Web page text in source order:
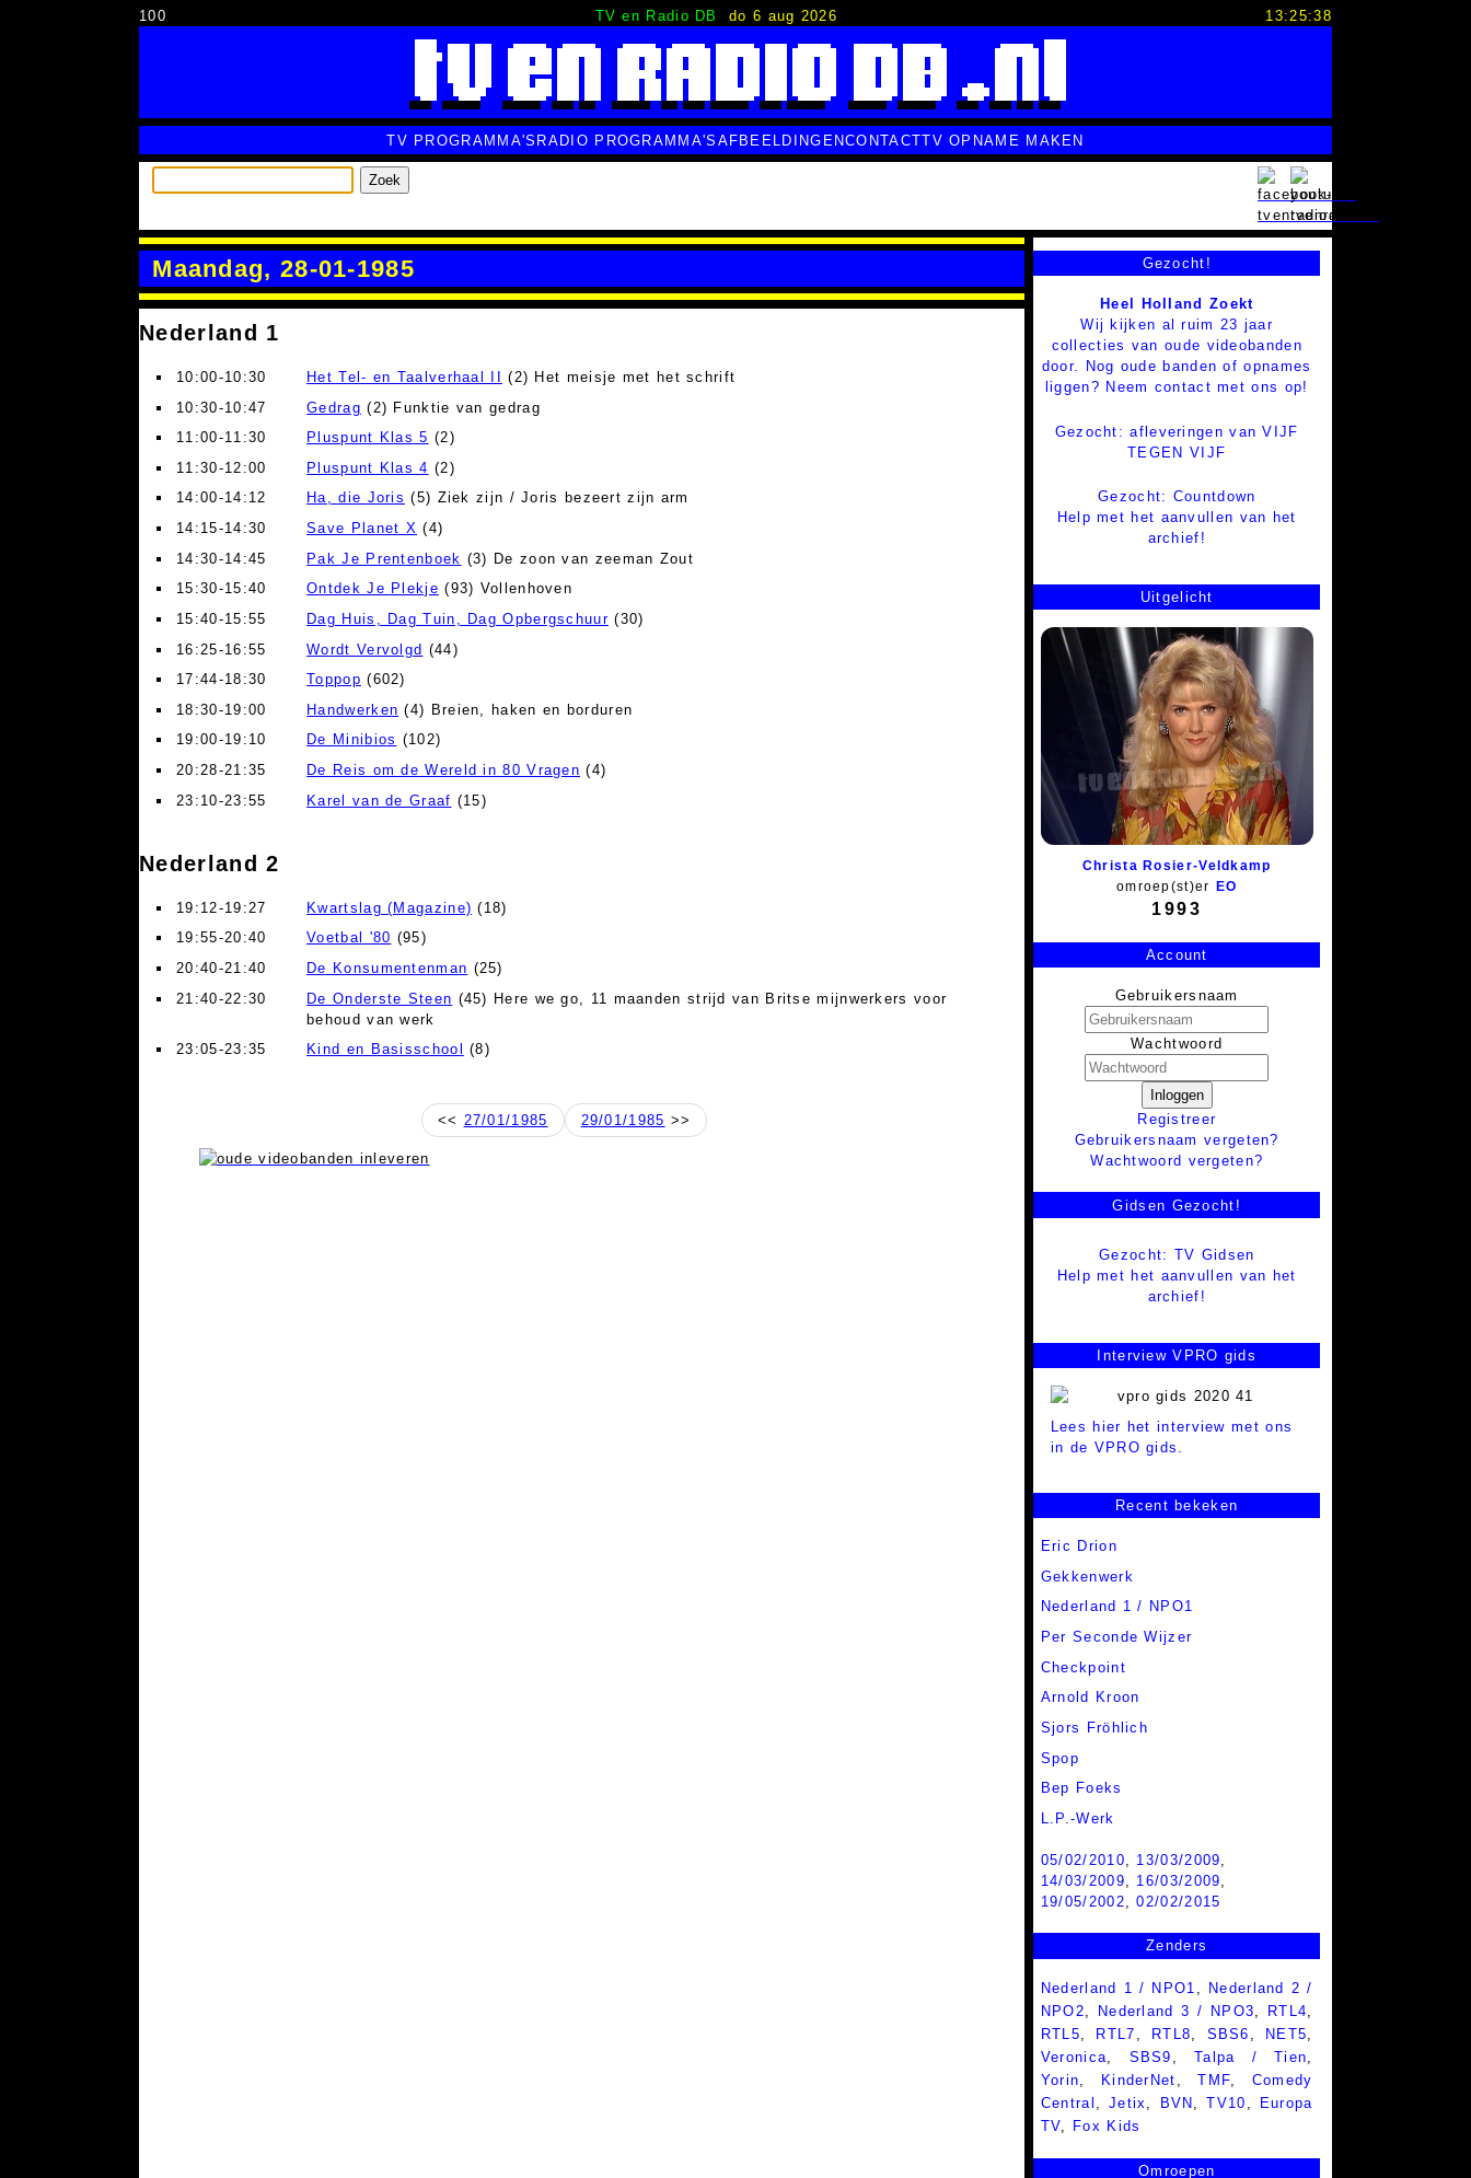
100 TV en Radio DB do 6 aug 2026 13:25:39
TV PROGRAMMA'S RADIO PROGRAMMA'S AFBEELDINGENCONTACTTV OPNAME MAKEN
Zoek
Maandag, 28-01-1985
Nederland 1
10:00-10:30 Het Tel- en Taalverhaal II
(2) Het meisje met het schrift
10:30-10:47
Gedrag (2) Funktie van gedrag
11:00-11:30
Pluspunt Klas 5 (2)
11:30-12:00
Pluspunt Klas 4 (2)
14:00-14:12
Ha, die Joris (5) Ziek zijn / Joris bezeert zijn arm
14:15-14:30
Save Planet X (4)
14:30-14:45
Pak Je Prentenboek (3) De zoon van zeeman Zout
15:30-15:40
Ontdek Je Plekje (93) Vollenhoven
15:40-15:55
Dag Huis, Dag Tuin, Dag Opbergschuur(30)
16:25-16:55
Wordt Vervolgd (44)
17:44-18:30
Toppop (602)
18:30-19:00
Handwerken (4) Breien, haken en borduren
19:00-19:10
De Minibios (102)
20:28-21:35
De Reis om de Wereld in 80 Vragen (4)
23:10-23:55
Karel van de Graaf (15)
Nederland 2
19:12-19:27 Kwartslag (Magazine) (18)
19:55-20:40
Voetbal '80 (95)
20:40-21:40
De Konsumentenman (25)
21:40-22:30
De Onderste Steen (45) Here we go, 11 maanden strijd van Britse mijnwerkers voor
behoud van werk
23:05-23:35
Kind en Basisschool (8)
<< 27/01/1985 29/01/1985 >>
Gezocht!
Heel Holland Zoekt
Wij kijken al ruim 23 jaar
collecties van oude videobanden
door. Nog oude banden of opnames
liggen? Neem contact met ons op!
Gezocht: afleveringen van VIJF
TEGEN VIJF
Gezocht: Countdown
Help met het aanvullen van het
archief!
Uitgelicht
Christa Rosier-Veldkamp
omroep(st)er EO
1993
Account
Gebruikersnaam
Wachtwoord
Inloggen
Registreer
Gebruikersnaam vergeten?
Wachtwoord vergeten?
Gidsen Gezocht!
Gezocht: TV Gidsen
Help met het aanvullen van het
archief!
Interview VPRO gids
Lees hier het interview met ons
in de VPRO gids.
Recent bekeken
Eric Drion
Gekkenwerk
Nederland 1 / NPO1
Per Seconde Wijzer
Checkpoint
Arnold Kroon
Sjors Fröhlich
Spop
Bep Foeks
L.P.-Werk
05/02/2010, 13/03/2009,
14/03/2009, 16/03/2009,
19/05/2002,02/02/2015
Zenders
Nederland 1 / NPO1
Nederland 2 /
NPO2
Nederland 3 / NPO3 RTL4
RTL5
RTL7 RTL8 SBS6 NET5
Veronica
SBS9 ,Talpa / Tien
Yorin
KinderNet ,TMF
Comedy
Central
Jetix BVN ,TV10
Europa
TV
Fox Kids
Omroepen